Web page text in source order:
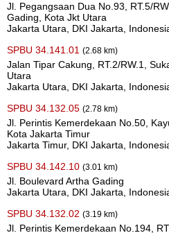
Jl. Pegangsaan Dua No.93, RT.5/
Gading, Kota Jkt Utara
Jakarta Utara, DKI Jakarta,
SPBU 34.141.01 (2.68 km)
Jalan Tipar Cakung, RT.2/RW.1,
Utara
Jakarta Utara, DKI Jakarta,
SPBU 34.132.05 (2.78 km)
Jl. Perintis Kemerdekaan No.50,
Kota Jakarta Timur
Jakarta Timur, DKI Jakarta,
SPBU 34.142.10 (3.01 km)
Jl. Boulevard Artha Gading
Jakarta Utara, DKI Jakarta,
SPBU 34.132.02 (3.19 km)
Jl. Perintis Kemerdekaan No.194,